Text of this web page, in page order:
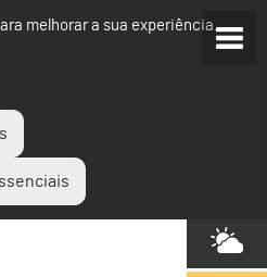
melhorar a sua experiência.